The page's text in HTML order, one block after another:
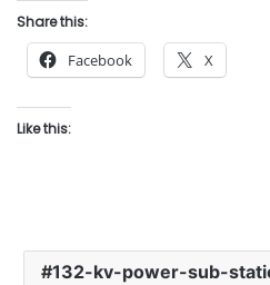
Share this:
Facebook X
Like this:
132-kv-power-sub-